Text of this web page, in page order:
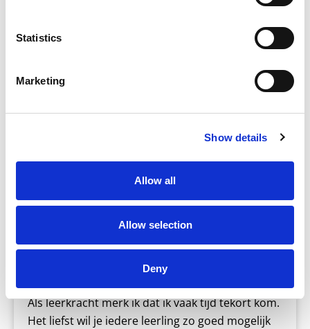
Statistics
Marketing
Show details
Allow all
Allow selection
Deny
Als leerkracht merk ik dat ik vaak tijd tekort kom.
Het liefst wil je iedere leerling zo goed mogelijk